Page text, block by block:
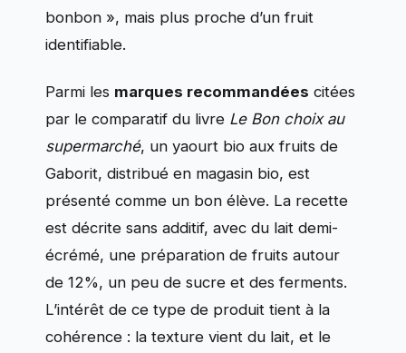
bonbon », mais plus proche d’un fruit
identifiable.
Parmi les marques recommandées citées
par le comparatif du livre Le Bon choix au
supermarché, un yaourt bio aux fruits de
Gaborit, distribué en magasin bio, est
présenté comme un bon élève. La recette
est décrite sans additif, avec du lait demi-
écrémé, une préparation de fruits autour
de 12%, un peu de sucre et des ferments.
L’intérêt de ce type de produit tient à la
cohérence : la texture vient du lait, et le